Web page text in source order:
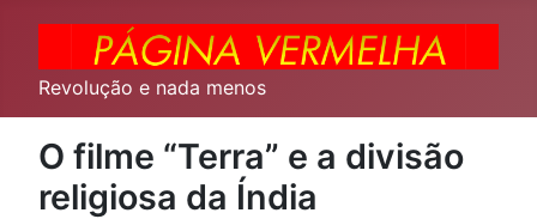
Revolução e nada menos
O filme “Terra” e a divisão
religiosa da Índia